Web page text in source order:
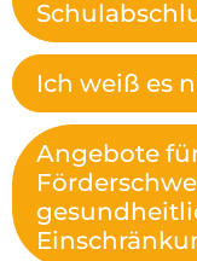
Ich weiß es
Angebote